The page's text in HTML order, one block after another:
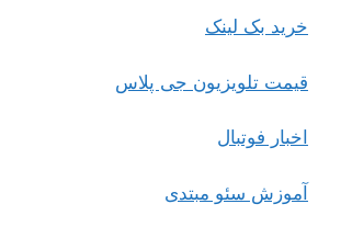
خرید بک لینک
قیمت تلویزیون جی پلاس
اخبار فوتبال
آموزش سئو مبتدی